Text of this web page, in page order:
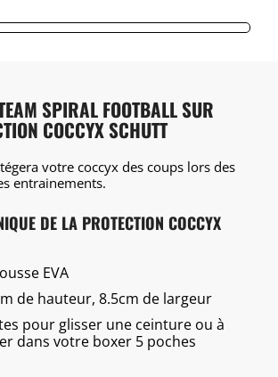
SPIRAL FOOTBALL SUR
COCCYX SCHUTT
votre coccyx des coups lors des
entrainements.
DE LA PROTECTION COCCYX
EVA
de hauteur, 8.5cm de largeur
pour glisser une ceinture ou à
dans votre boxer 5 poches